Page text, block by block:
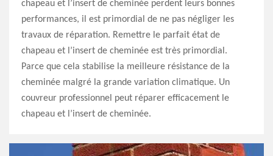
chapeau et l’insert de cheminée perdent leurs bonnes
performances, il est primordial de ne pas négliger les
travaux de réparation. Remettre le parfait état de
chapeau et l’insert de cheminée est très primordial.
Parce que cela stabilise la meilleure résistance de la
cheminée malgré la grande variation climatique. Un
couvreur professionnel peut réparer efficacement le
chapeau et l’insert de cheminée.